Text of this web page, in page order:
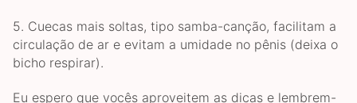
5. Cuecas mais soltas, tipo samba-canção, facilitam a
circulação de ar e evitam a umidade no pênis (deixa o
bicho respirar).
Eu espero que vocês aproveitem as dicas e lembrem-